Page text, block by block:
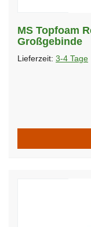
MS Topfoam
Großgebinde
Lieferzeit: 3-4 Tage